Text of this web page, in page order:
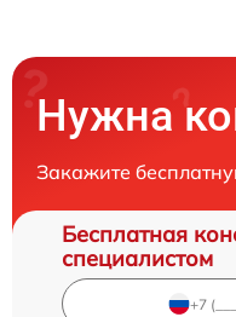
Нужна
Закажите
Бесплатная
специалистом